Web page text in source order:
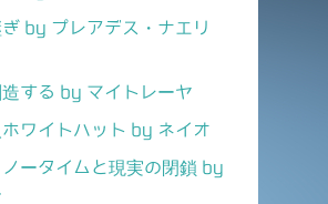
by プレアデス・ナエリ
する by マイトレーヤ
ワイトハット by ネイオ
ータイムと現実の閉鎖 by